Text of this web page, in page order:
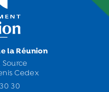
la Réunion
Cedex
30